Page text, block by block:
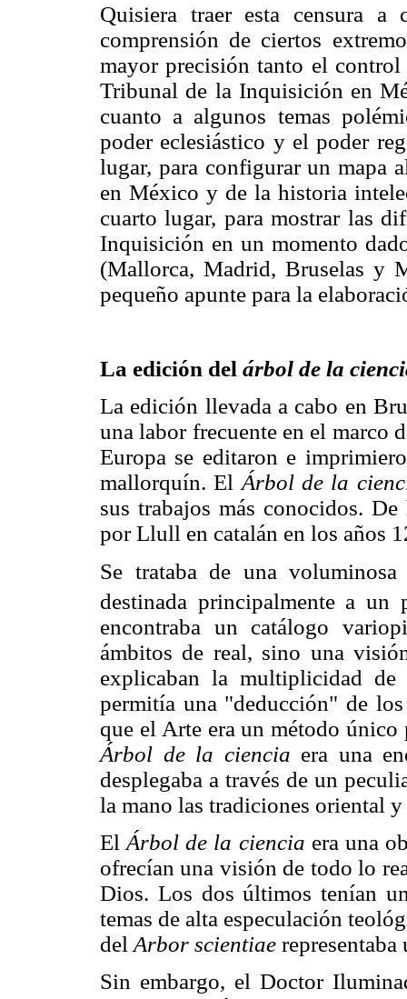
Quisiera traer esta censura
comprensión de ciertos
mayor precisión tanto el
Tribunal de la Inquisición en
cuanto a algunos temas
poder eclesiástico y el poder
lugar, para configurar un mapa
en México y de la historia
cuarto lugar, para mostrar las
Inquisición en un momento
(Mallorca, Madrid, Bruselas y
pequeño apunte para la
La edición del árbol de la
La edición llevada a cabo en
una labor frecuente en el marco
Europa se editaron e
mallorquín. El Árbol de la
sus trabajos más conocidos.
por Llull en catalán en los años
Se trataba de una
destinada principalmente a
encontraba un catálogo
ámbitos de real, sino una
explicaban la multiplicidad
permitía una "deducción" de
que el Arte era un método único
Árbol de la ciencia era una
desplegaba a través de un
la mano las tradiciones oriental
ElÁrbol de la ciencia era una
ofrecían una visión de todo lo
Dios. Los dos últimos tenían
temas de alta especulación
del Arbor scientiae
Sin embargo, el Doctor